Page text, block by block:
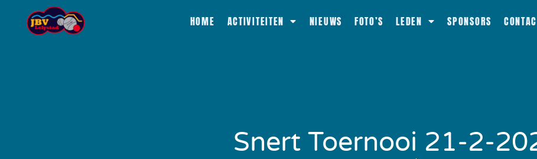
HOME ACTIVITEITEN NIEUWS FOTO’S LEDEN SPONSORS
Snert Toernooi 21-2-